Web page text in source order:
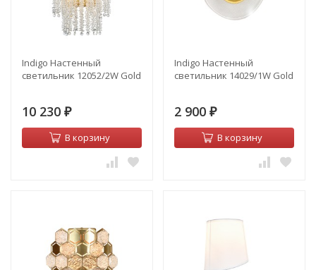
Indigo Настенный
светильник 12052/2W Gold
10 230 ₽
В корзину
Indigo Настенный
светильник 14029/1W Gold
2 900 ₽
В корзину